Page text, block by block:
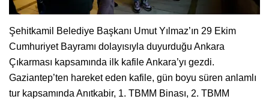
Şehitkamil Belediye Başkanı Umut Yılmaz’ın 29 Ekim
Cumhuriyet Bayramı dolayısıyla duyurduğu Ankara
Çıkarması kapsamında ilk kafile Ankara’yı gezdi.
Gaziantep’ten hareket eden kafile, gün boyu süren anlamlı
tur kapsamında Anıtkabir, 1. TBMM Binası, 2. TBMM